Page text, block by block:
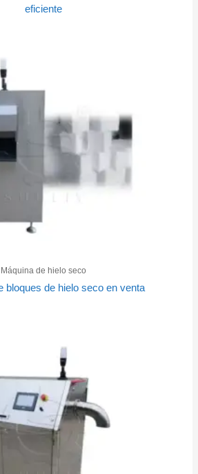
eficiente
Máquina de hielo seco
bloques de hielo seco en venta